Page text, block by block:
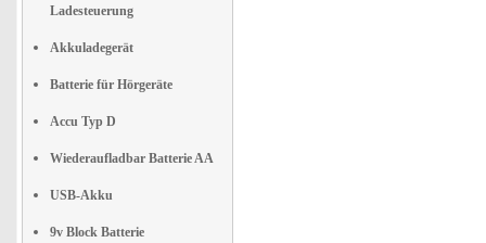
Ladesteuerung
Akkuladegerät
Batterie für Hörgeräte
Accu Typ D
Wiederaufladbar Batterie AA
USB-Akku
9v Block Batterie